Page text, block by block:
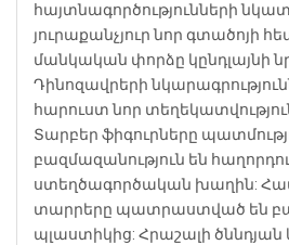
հայտնագործությունների
յուրաքանչյուր նոր գտածոյի
մանկական փորձը կընդլայնի
Դինոզավրերի
հարուստ նոր
Տարբեր ֆիգուրները
բազմազանություն են
ստեղծագործական խաղին:
տարրերը պատրաստված են
պլաստիկից: Հրաշալի